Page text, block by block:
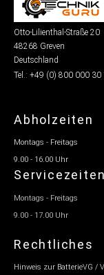
Otto-Lilienthal-Straße 20
48268 Greven
Deutschland
Tel.: +49 (0) 800 000 30
Abholzeiten
Montags - Freitags
9.00 - 16.00 Uhr
Servicezeiten
Montags - Freitags
9.00 - 17.00 Uhr
Rechtliches
Hinweis zur BatterieVG /